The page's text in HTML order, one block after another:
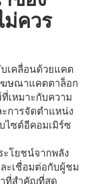
ควร
เคลื่อนด้วยแคต
ษณาแคตตาล็อก
เหมาะกับความ
ะการจัดตำแหน่ง
ไซต์อีคอมเมิร์ซ
ะโยชน์จากพลัง
ะเชื่อมต่อกับผู้ชม
าที่สำคัญที่สุด